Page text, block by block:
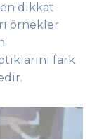
dikkat
örnekler
fark